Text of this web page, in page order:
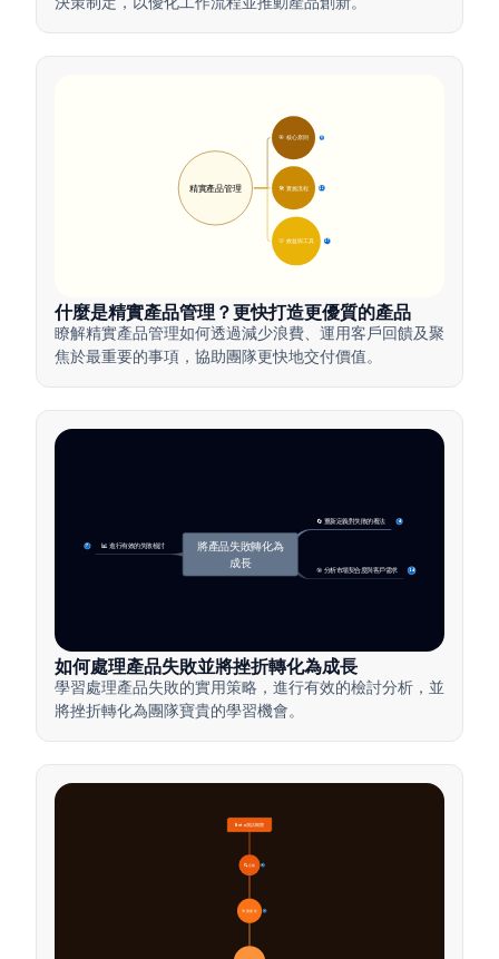
🎯 核心原則 9
🛠️ 實施流程 12
💡 效益與工具 17
精實產品管理
什麼是精實產品管理？更快打造更優質的產品
瞭解精實產品管理如何透過減少浪費、運用客戶回饋及聚
焦於最重要的事項，協助團隊更快地交付價值。
🔄 重新定義對失敗的看法 4
📊 進行有效的失敗檢討
7
🎯 分析市場契合度與客戶需求 14
將產品失敗轉化為
成長
如何處理產品失敗並將挫折轉化為成長
學習處理產品失敗的實用策略，進行有效的檢討分析，並
將挫折轉化為團隊寶貴的學習機會。
🔍 定義 4
🎯 重要性 7
Beta測試概覽